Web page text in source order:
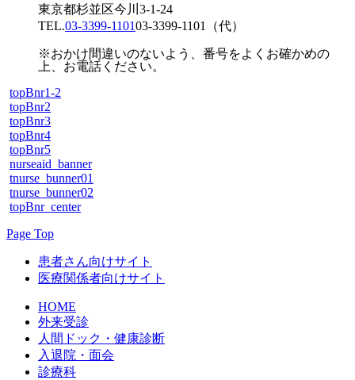
東京都杉並区今川3-1-24
TEL.03-3399-110103-3399-1101 （代）
※おかけ間違いのないよう、番号をよくお確かめの
上、お電話ください。
topBnr1-2
topBnr2
topBnr3
topBnr4
topBnr5
nurseaid_banner
tnurse_bunner01
tnurse_bunner02
topBnr_center
Page Top
患者さん向けサイト
医療関係者向けサイト
HOME
外来受診
人間ドック・健康診断
入退院・面会
診療科